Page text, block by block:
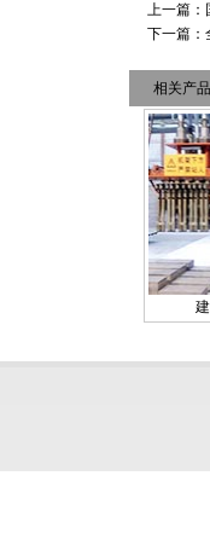
上一篇：
下一篇：
相关产品